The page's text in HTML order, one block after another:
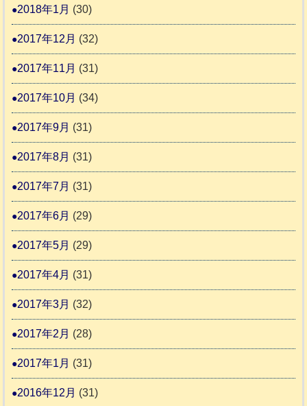
2018年1月 (30)
2017年12月 (32)
2017年11月 (31)
2017年10月 (34)
2017年9月 (31)
2017年8月 (31)
2017年7月 (31)
2017年6月 (29)
2017年5月 (29)
2017年4月 (31)
2017年3月 (32)
2017年2月 (28)
2017年1月 (31)
2016年12月 (31)